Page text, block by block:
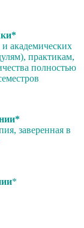
и академических
практикам,
полностью
заверенная в
*